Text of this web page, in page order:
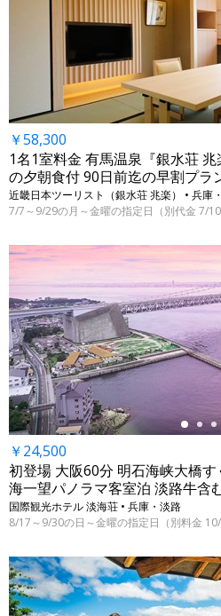
￥58,300
1名1室料金 有馬温泉『銀水荘
の夕朝食付 90日前迄の早割プラ
近畿日本ツーリスト（銀水荘 兆楽） • 兵庫
7/7～9/29の月～金曜の指定日（別代金 7/10
←
￥24,500
初登場 大阪60分 明石海峡大橋
海一望パノラマ客室泊 淡路牛含
国際観光ホテル 淡海荘 • 兵庫・淡路